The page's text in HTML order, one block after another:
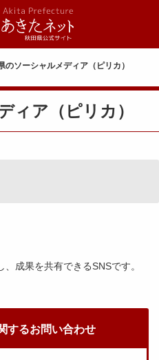
のソーシャルメディア（ピリカ）
ィア（ピリカ）
成果を共有できるSNSです。
するお問い合わせ